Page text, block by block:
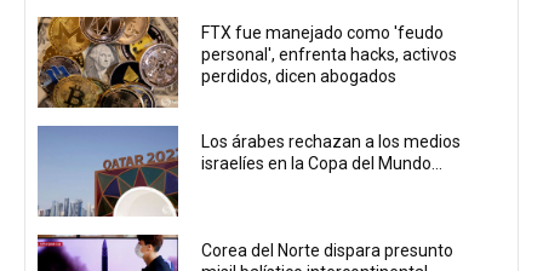
FTX fue manejado como 'feudo
personal', enfrenta hacks, activos
perdidos, dicen abogados
Los árabes rechazan a los medios
israelíes en la Copa del Mundo...
Corea del Norte dispara presunto